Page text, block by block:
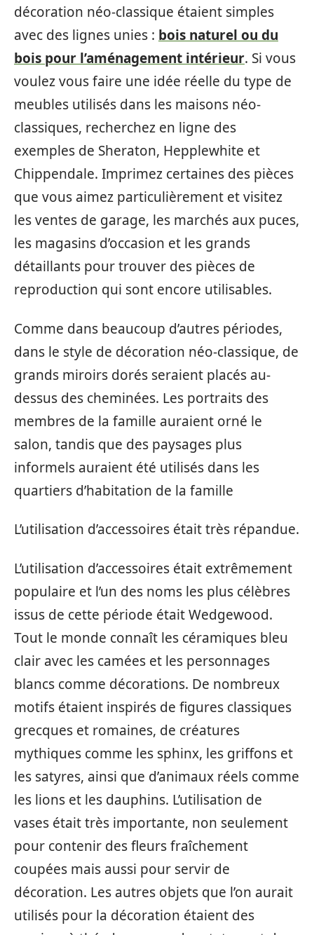
décoration néo-classique étaient simples
avec des lignes unies : bois naturel ou du
bois pour l’aménagement intérieur. Si vous
voulez vous faire une idée réelle du type de
meubles utilisés dans les maisons néo-
classiques, recherchez en ligne des
exemples de Sheraton, Hepplewhite et
Chippendale. Imprimez certaines des pièces
que vous aimez particulièrement et visitez
les ventes de garage, les marchés aux puces,
les magasins d’occasion et les grands
détaillants pour trouver des pièces de
reproduction qui sont encore utilisables.
Comme dans beaucoup d’autres périodes,
dans le style de décoration néo-classique, de
grands miroirs dorés seraient placés au-
dessus des cheminées. Les portraits des
membres de la famille auraient orné le
salon, tandis que des paysages plus
informels auraient été utilisés dans les
quartiers d’habitation de la famille
L’utilisation d’accessoires était très répandue.
L’utilisation d’accessoires était extrêmement
populaire et l’un des noms les plus célèbres
issus de cette période était Wedgewood.
Tout le monde connaît les céramiques bleu
clair avec les camées et les personnages
blancs comme décorations. De nombreux
motifs étaient inspirés de figures classiques
grecques et romaines, de créatures
mythiques comme les sphinx, les griffons et
les satyres, ainsi que d’animaux réels comme
les lions et les dauphins. L’utilisation de
vases était très importante, non seulement
pour contenir des fleurs fraîchement
coupées mais aussi pour servir de
décoration. Les autres objets que l’on aurait
utilisés pour la décoration étaient des